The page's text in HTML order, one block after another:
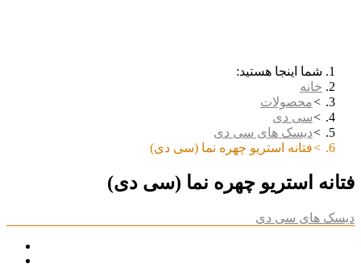
شما اینجا هستید:
خانه
محصولات
سی دی
دیسک های سی دی
فتانه استریو چهره نما (سی دی)
فتانه استریو چهره نما (سی دی)
دیسک های سی دی